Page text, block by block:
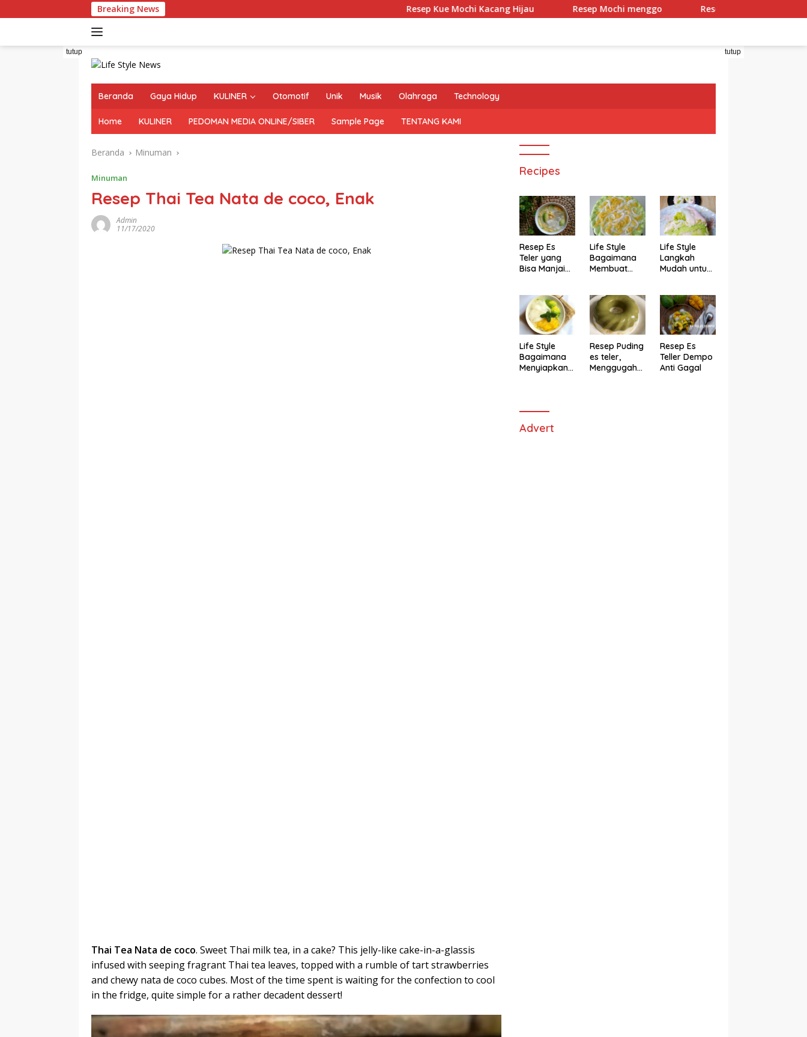
ke
Breaking News Resep Kue Mochi Kacang Hijau Resep Mochi menggo Resep Mochi Pandan Isi Coklat
tutup tutup
Beranda Gaya Hidup KULINER Otomotif Unik Musik Olahraga Technology
Home KULINER PEDOMAN MEDIA ONLINE/SIBER Sample Page TENTANG KAMI
Beranda Minuman
Minuman
Resep Thai Tea Nata de coco, Enak
Admin
11/17/2020
Thai Tea Nata de coco. Sweet Thai milk tea, in a cake? This jelly-like cake-in-a-glassis
infused with seeping fragrant Thai tea leaves, topped with a rumble of tart strawberries
and chewy nata de coco cubes. Most of the time spent is waiting for the confection to cool
in the fridge, quite simple for a rather decadent dessert!
Recipes
Resep Es
Teler yang
Bisa Manjain
Life Style
Bagaimana
Membuat
Life Style
Langkah
Mudah untuk
Alpukat
Magicom,
Enak Banget
Life Style
Bagaimana
Menyiapkan
Selera
Resep Puding
es teler,
Menggugah
Resep Es
Teller Dempo
Anti Gagal
Advert